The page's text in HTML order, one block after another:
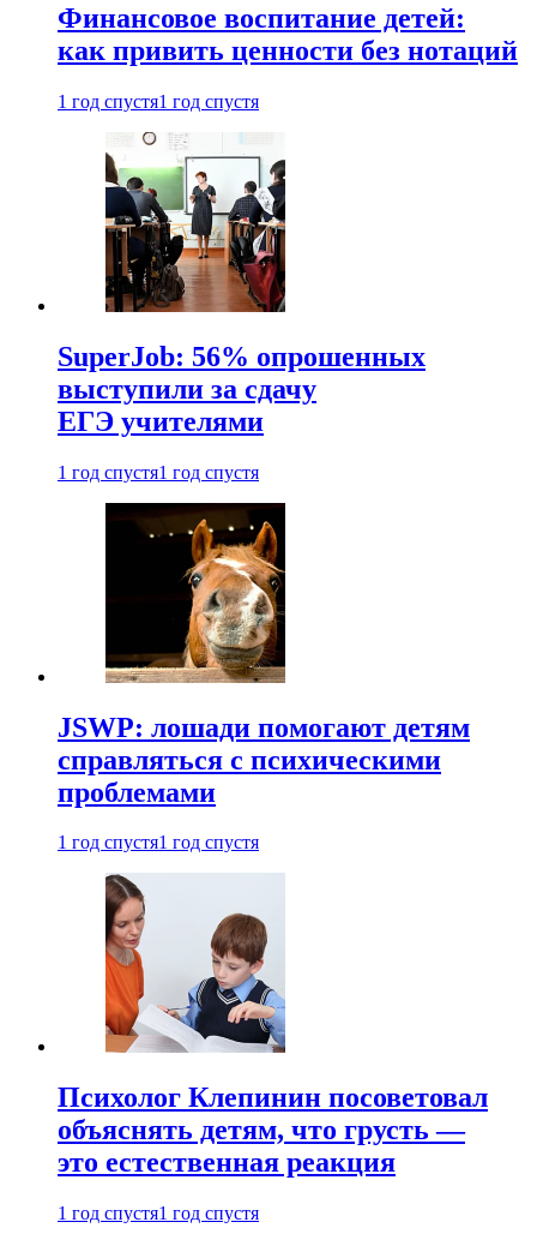
Финансовое воспитание детей:
как привить ценности без нотаций
1 год спустя1 год спустя
SuperJob: 56% опрошенных
выступили за сдачу
ЕГЭ учителями
1 год спустя1 год спустя
JSWP: лошади помогают детям
справляться с психическими
проблемами
1 год спустя1 год спустя
Психолог Клепинин посоветовал
объяснять детям, что грусть —
это естественная реакция
1 год спустя1 год спустя